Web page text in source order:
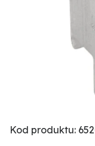
Kod produktu: